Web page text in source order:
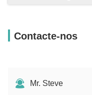
Contacte-nos
Mr. Steve